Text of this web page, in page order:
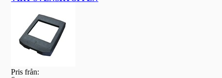
Pris från: